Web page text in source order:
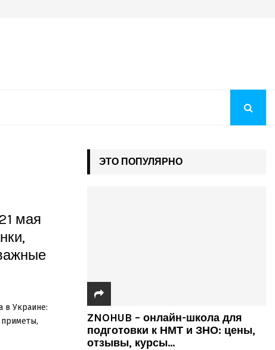
мая
в Украине:
ЭТО ПОПУЛЯРНО
ZNOHUB – онлайн-школа для
подготовки к НМТ и ЗНО: цены,
отзывы, курсы...